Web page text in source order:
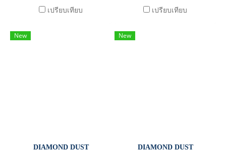
เปรียบเทียบ เปรียบเทียบ
New
DIAMOND DUST
New
DIAMOND DUST